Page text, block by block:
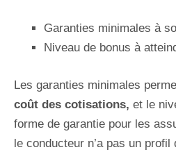
Garanties minimales à
Niveau de bonus à
Les garanties minimales
coût des cotisations, et le
forme de garantie pour les
le conducteur n’a pas un profil